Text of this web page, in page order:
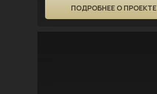
ПОДРОБНЕЕ О ПРОЕКТЕ